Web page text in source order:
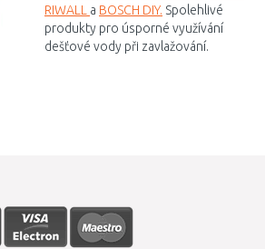
RIWALL a BOSCH DIY. Spolehlivé
produkty pro úsporné využívání
dešťové vody při zavlažování.